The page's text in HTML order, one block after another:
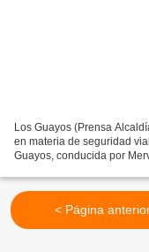
Los Guayos (Prensa
en materia de seguridad
Guayos, conducida por
< Página